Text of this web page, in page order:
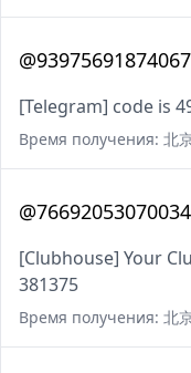
[Telegram] code is
Время получения: 北
[Clubhouse] Your
381375
Время получения: 北